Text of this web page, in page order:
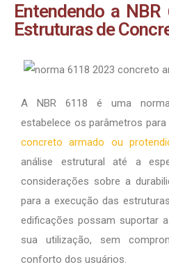
Entendendo a
Estruturas de
A NBR 6118 é uma
estabelece os parâmetros
concreto armado ou
análise estrutural até a
considerações sobre a
para a execução das
edificações possam suportar
sua utilização, sem
conforto dos usuários.